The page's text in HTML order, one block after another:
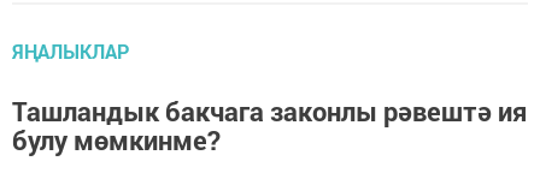
ЯҢАЛЫКЛАР
Ташландык бакчага законлы рәвештә ия
булу мөмкинме?